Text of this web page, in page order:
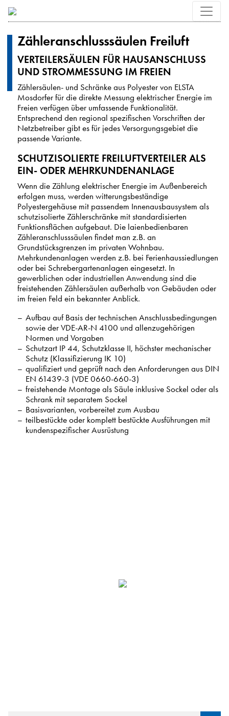
Zähleranschlusssäulen Freiluft
VERTEILERSÄULEN FÜR HAUSANSCHLUSS
UND STROMMESSUNG IM FREIEN
Zählersäulen- und Schränke aus Polyester von ELSTA
Mosdorfer für die direkte Messung elektrischer Energie im
Freien verfügen über umfassende Funktionalität.
Entsprechend den regional spezifischen Vorschriften der
Netzbetreiber gibt es für jedes Versorgungsgebiet die
passende Variante.
SCHUTZISOLIERTE FREILUFTVERTEILER ALS
EIN- ODER MEHRKUNDENANLAGE
Wenn die Zählung elektrischer Energie im Außenbereich
erfolgen muss, werden witterungsbeständige
Polyestergehäuse mit passendem Innenausbausystem als
schutzisolierte Zählerschränke mit standardisierten
Funktionsflächen aufgebaut. Die laienbedienbaren
Zähleranschlusssäulen findet man z.B. an
Grundstücksgrenzen im privaten Wohnbau.
Mehrkundenanlagen werden z.B. bei Ferienhaussiedlungen
oder bei Schrebergartenanlagen eingesetzt. In
gewerblichen oder industriellen Anwendung sind die
freistehenden Zählersäulen außerhalb von Gebäuden oder
im freien Feld ein bekannter Anblick.
Aufbau auf Basis der technischen Anschlussbedingungen
sowie der VDE-AR-N 4100 und allenzugehörigen
Normen und Vorgaben
Schutzart IP 44, Schutzklasse II, höchster mechanischer
Schutz (Klassifizierung IK 10)
qualifiziert und geprüft nach den Anforderungen aus DIN
EN 61439-3 (VDE 0660-660-3)
freistehende Montage als Säule inklusive Sockel oder als
Schrank mit separatem Sockel
Basisvarianten, vorbereitet zum Ausbau
teilbestückte oder komplett bestückte Ausführungen mit
kundenspezifischer Ausrüstung